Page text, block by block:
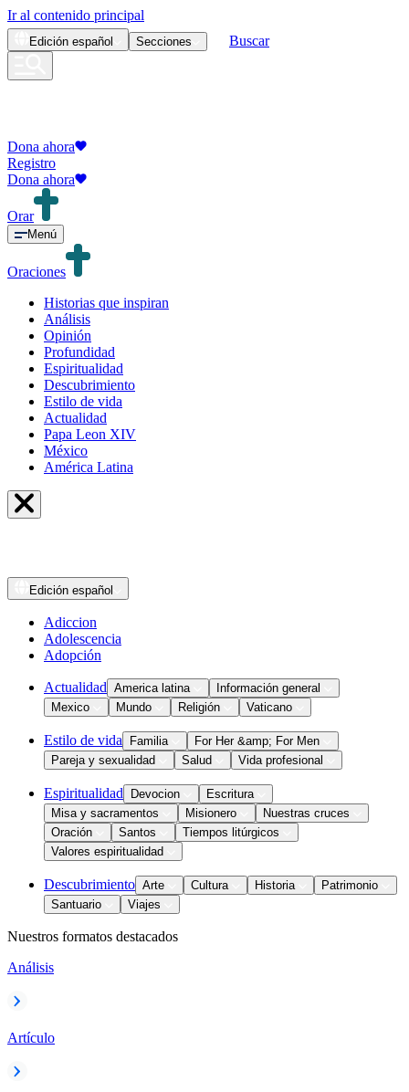
Ir al contenido principal
Edición español Secciones Buscar
Dona ahora
Registro
Dona ahora
Orar
Menú
Oraciones
Historias que inspiran
Análisis
Opinión
Profundidad
Espiritualidad
Descubrimiento
Estilo de vida
Actualidad
Papa Leon XIV
México
América Latina
Edición español
Adiccion
Adolescencia
Adopción
Actualidad America latina
Información general
Mexico
Mundo Religión Vaticano
Estilo de vida Familia
For Her &amp; For Men
Pareja y sexualidad
Salud Vida profesional
Espiritualidad Devocion
Escritura
Misa y sacramentos
Misionero
Nuestras cruces
Oración
Santos
Tiempos litúrgicos
Valores espiritualidad
Descubrimiento Arte Cultura Historia
Patrimonio
Santuario
Viajes
Nuestros formatos destacados
Análisis
Artículo